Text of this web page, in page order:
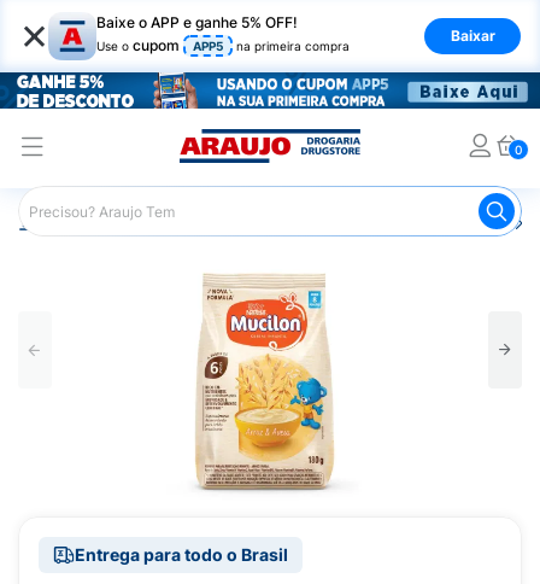
× Baixe o APP e ganhe 5% OFF!
Use o cupom APP5 na primeira compra
Baixar
0
Araujo Infantil Cereal Infantil
Entrega para todo o Brasil